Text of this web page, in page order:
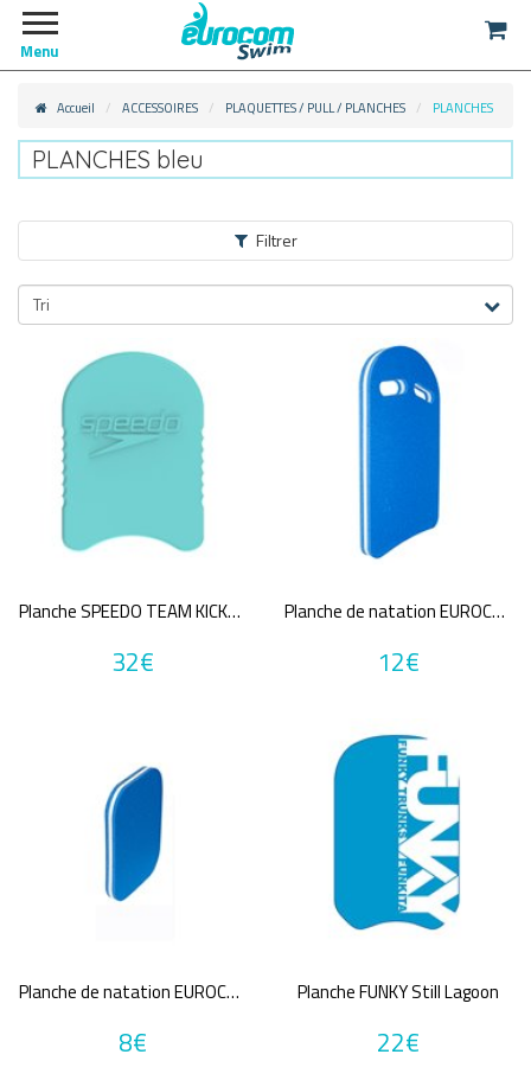
Menu
Accueil ACCESSOIRES PLAQUETTES / PULL / PLANCHES PLANCHES
PLANCHES bleu
Filtrer
ACCESSOIRES
PLAQUETTES / PULL / PLANCHES
PLAQUETTES (25)
Tailles disponibles
ans
Une question sur ma taille ?
Gris
MultiCouleur
7€ 32€
Tri
Planche SPEEDO TEAM KICKBOARD BLU
32€
Planche de natation EUROCOMSWIM Eurokick
12€
Planche de natation EUROCOMSWIM Petite
8€
Planche FUNKY Still Lagoon
22€